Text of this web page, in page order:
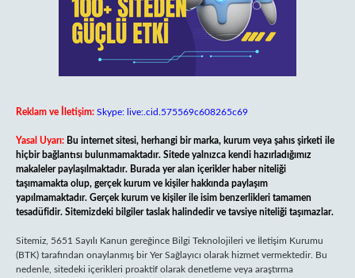
Reklam ve İletişim: Skype: live:.cid.575569c608265c69
Yasal Uyarı: Bu internet sitesi, herhangi bir marka, kurum veya şahıs şirketi ile
hiçbir bağlantısı bulunmamaktadır. Sitede yalnızca kendi hazırladığımız
makaleler paylaşılmaktadır. Burada yer alan içerikler haber niteliği
taşımamakta olup, gerçek kurum ve kişiler hakkında paylaşım
yapılmamaktadır. Gerçek kurum ve kişiler ile isim benzerlikleri tamamen
tesadüfidir. Sitemizdeki bilgiler taslak halindedir ve tavsiye niteliği taşımazlar.
Sitemiz, 5651 Sayılı Kanun gereğince Bilgi Teknolojileri ve İletişim Kurumu
(BTK) tarafından onaylanmış bir Yer Sağlayıcı olarak hizmet vermektedir. Bu
nedenle, sitedeki içerikleri proaktif olarak denetleme veya araştırma